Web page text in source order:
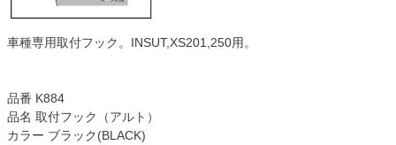
車種専用取付フック。INSUT,XS201,250用。
品番 K884
品名 取付フック（アルト）
カラー ブラック(BLACK)